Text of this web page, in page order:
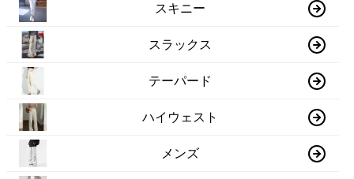
スキニー
スラックス
テーパード
ハイウェスト
メンズ